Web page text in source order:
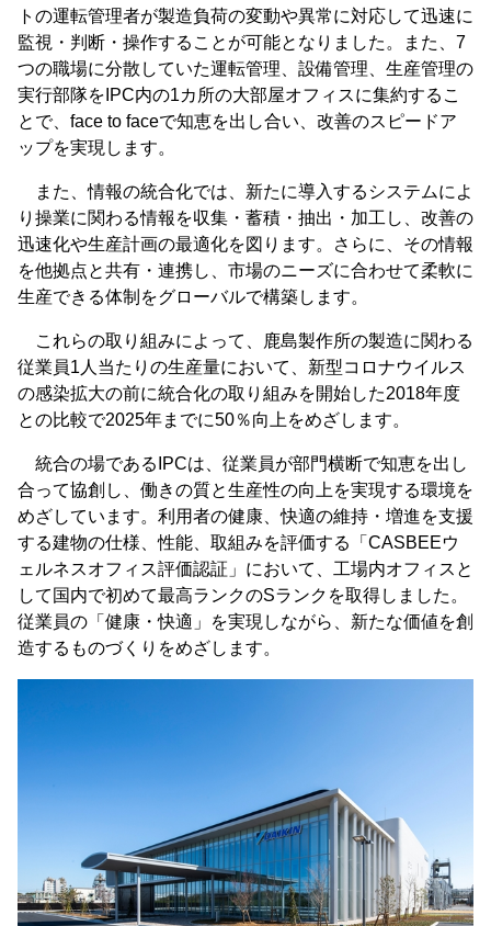
トの運転管理者が製造負荷の変動や異常に対応して迅速に
監視・判断・操作することが可能となりました。また、7
つの職場に分散していた運転管理、設備管理、生産管理の
実行部隊をIPC内の1カ所の大部屋オフィスに集約するこ
とで、face to faceで知恵を出し合い、改善のスピードア
ップを実現します。
また、情報の統合化では、新たに導入するシステムによ
り操業に関わる情報を収集・蓄積・抽出・加工し、改善の
迅速化や生産計画の最適化を図ります。さらに、その情報
を他拠点と共有・連携し、市場のニーズに合わせて柔軟に
生産できる体制をグローバルで構築します。
これらの取り組みによって、鹿島製作所の製造に関わる
従業員1人当たりの生産量において、新型コロナウイルス
の感染拡大の前に統合化の取り組みを開始した2018年度
との比較で2025年までに50％向上をめざします。
統合の場であるIPCは、従業員が部門横断で知恵を出し
合って協創し、働きの質と生産性の向上を実現する環境を
めざしています。利用者の健康、快適の維持・増進を支援
する建物の仕様、性能、取組みを評価する「CASBEEウ
ェルネスオフィス評価認証」において、工場内オフィスと
して国内で初めて最高ランクのSランクを取得しました。
従業員の「健康・快適」を実現しながら、新たな価値を創
造するものづくりをめざします。